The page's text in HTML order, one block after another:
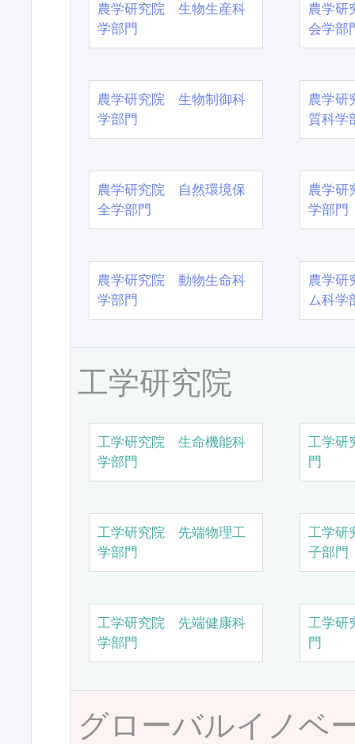
農学研究院 生物生産科
学部門
農学
会学部
農学研究院 生物制御科
学部門
農学
質科学
農学研究院 自然環境保
全学部門
農学
学部門
農学研究院 動物生命科
学部門
農学
ム科学
工学研究院
工学研究院 生命機能科
学部門
工学研
門
工学研究院 先端物理工
学部門
工学研
子部門
工学研究院 先端健康科
学部門
工学研
門
グローバルイノベ